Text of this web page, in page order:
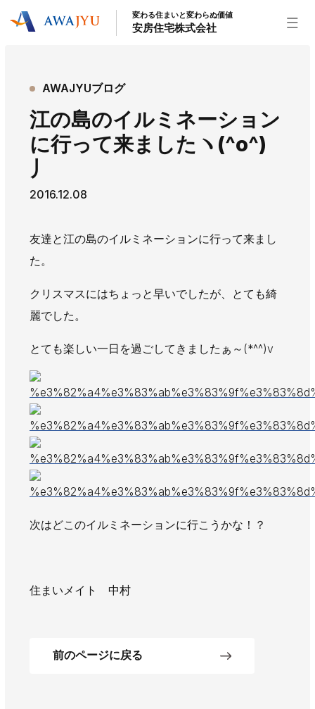
リフォーム事業 外装事業
新築住宅事業
不動産事業
インテリア事業
給湯器事業
大型物件事業
安房住宅について
社長ブログ
大型工事施工事例
採用情報
新卒・第二新卒採用
協力会社募集
お問い合わせ
変わる住まいと変わらぬ価値
安房住宅株式会社
AWAJYUブログ
江の島のイルミネーション
に行って来ましたヽ(^o^)
丿
2016.12.08
友達と江の島のイルミネーションに行って来まし
た。
クリスマスにはちょっと早いでしたが、とても綺
麗でした。
とても楽しい一日を過ごしてきましたぁ～(*^^)v
次はどこのイルミネーションに行こうかな！？
住まいメイト 中村
前のページに戻る